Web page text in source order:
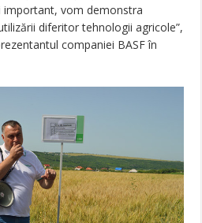
important, vom demonstra
diferitor tehnologii agricole”,
companiei BASF în